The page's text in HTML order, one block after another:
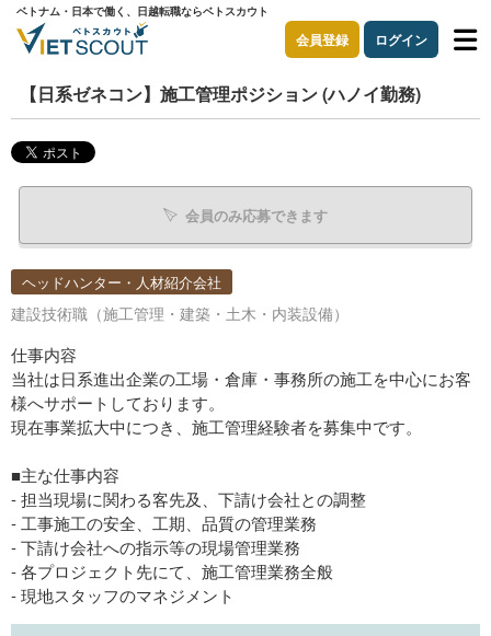
ベトナム・日本で働く、日越転職ならベトスカウト
会員登録 ログイン
【日系ゼネコン】施工管理ポジション (ハノイ勤務)
会員のみ応募できます
ヘッドハンター・人材紹介会社
建設技術職（施工管理・建築・土木・内装設備）
仕事内容
当社は日系進出企業の工場・倉庫・事務所の施工を中心にお客
様へサポートしております。
現在事業拡大中につき、施工管理経験者を募集中です。
■主な仕事内容
- 担当現場に関わる客先及、下請け会社との調整
- 工事施工の安全、工期、品質の管理業務
- 下請け会社への指示等の現場管理業務
- 各プロジェクト先にて、施工管理業務全般
- 現地スタッフのマネジメント